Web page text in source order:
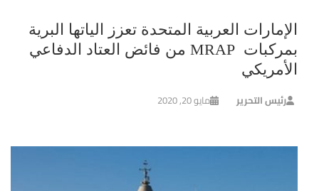
الإمارات العربية المتحدة تعزز الياتها البرية
بمركبات MRAP من فائض العتاد الدفاعي
الأمريكي
رئيس التحرير مايو 20, 2020